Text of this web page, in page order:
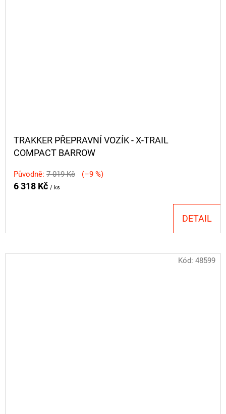
TRAKKER PŘEPRAVNÍ VOZÍK - X-TRAIL
COMPACT BARROW
Původně: 7 019 Kč (–9 %)
6 318 Kč / ks
DETAIL
Kód: 48599